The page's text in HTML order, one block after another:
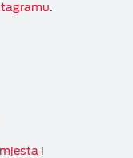
.
i